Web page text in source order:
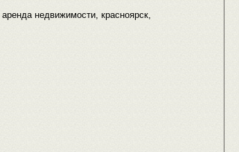
недвижимости, красноярск,